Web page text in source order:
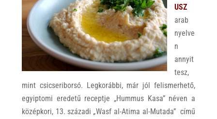
USZ
arab
nyelve
n
annyit
tesz,
mint csicseriborsó. Legkorábbi, már jól felismerhető,
egyiptomi eredetű receptje „Hummus Kasa” néven a
középkori, 13. századi„Wasf al-Atima al-Mutada” című